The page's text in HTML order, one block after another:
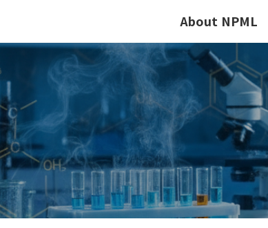
About NPML